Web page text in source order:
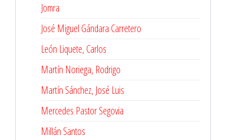
Jomra
José Miguel Gándara Carretero
León Liquete, Carlos
Martín Noriega, Rodrigo
Martín Sánchez, José Luis
Mercedes Pastor Segovia
Millán Santos